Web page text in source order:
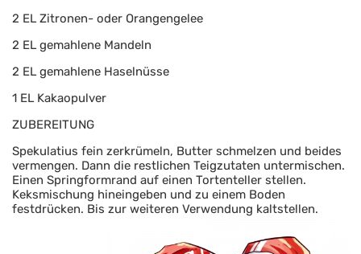
2 EL Zitronen- oder Orangengelee
2 EL gemahlene Mandeln
2 EL gemahlene Haselnüsse
1 EL Kakaopulver
ZUBEREITUNG
Spekulatius fein zerkrümeln, Butter schmelzen und beides
vermengen. Dann die restlichen Teigzutaten untermischen.
Einen Springformrand auf einen Tortenteller stellen.
Keksmischung hineingeben und zu einem Boden
festdrücken. Bis zur weiteren Verwendung kaltstellen.